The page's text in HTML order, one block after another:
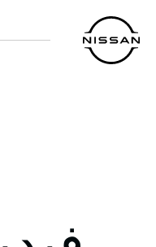
المحتوى
الرئيسي